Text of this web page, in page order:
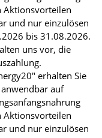
Aktionsvorteilen
und nur einzulösen
bis 31.08.2026.
uns vor, die
erhalten Sie
auf
Aktionsvorteilen
und nur einzulösen